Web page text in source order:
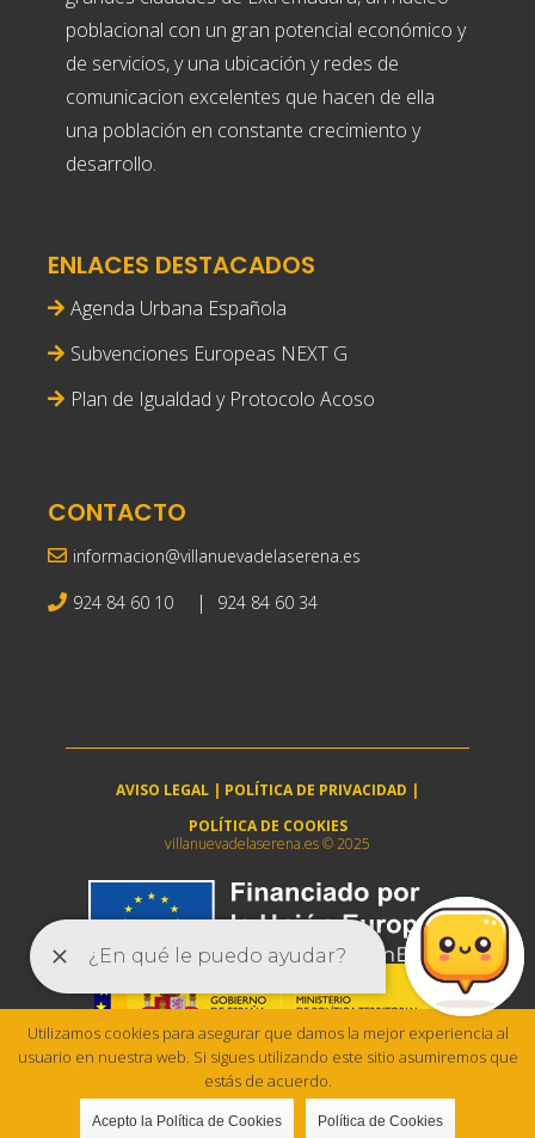
poblacional con un gran potencial económico y
de servicios, y una ubicación y redes de
comunicacion excelentes que hacen de ella
una población en constante crecimiento y
desarrollo.
ENLACES DESTACADOS
Agenda Urbana Española
Subvenciones Europeas NEXT G
Plan de Igualdad y Protocolo Acoso
CONTACTO
informacion@villanuevadelaserena.es
924 84 60 10 | 924 84 60 34
AVISO LEGAL | POLÍTICA DE PRIVACIDAD |
POLÍTICA DE COOKIES
villanuevadelaserena.es © 2025
Utilizamos cookies para asegurar que damos la mejor experiencia al
usuario en nuestra web. Si sigues utilizando este sitio asumiremos que
estás de acuerdo.
Acepto la Política de Cookies Política de Cookies